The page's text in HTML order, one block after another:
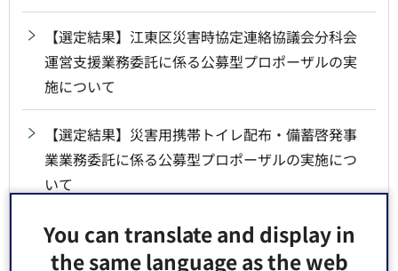
You can translate and display in
the same language as the web
【選定結果】江東区災害時協定連絡協議会分科会
運営支援業務委託に係る公募型プロポーザルの実
施について
【選定結果】災害用携帯トイレ配布・備蓄啓発事
業業務委託に係る公募型プロポーザルの実施につ
いて
【選定結果】周遊型謎解きイベント企画運営業務
委託に係る公募型プロポーザルの実施について